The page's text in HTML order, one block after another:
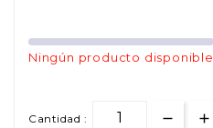
Ningún producto disponible
Cantidad :